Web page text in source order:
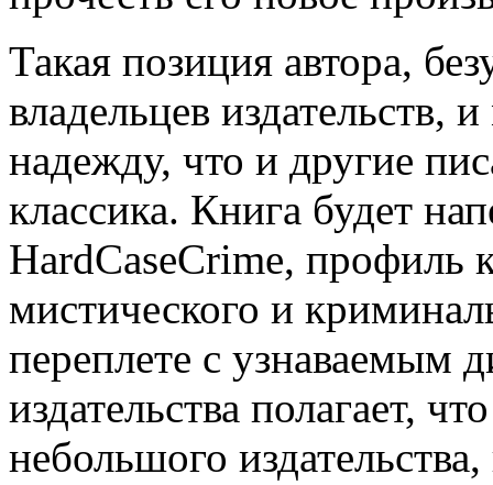
Такая позиция автора,
владельцев издательств,
надежду, что и другие
классика. Книга будет
HardCaseCrime, профиль
мистического и
переплете с узнаваемым
издательства полагает,
небольшого